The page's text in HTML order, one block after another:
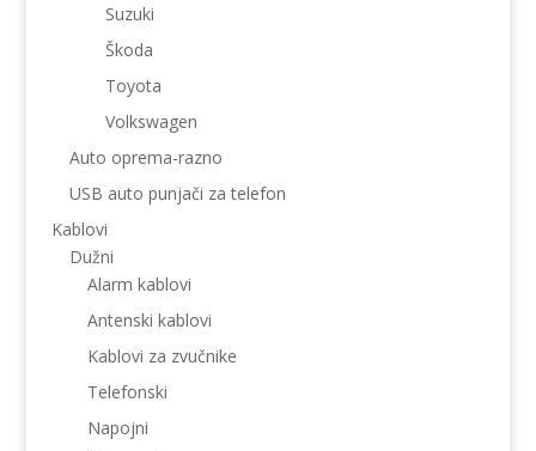
Suzuki
Škoda
Toyota
Volkswagen
Auto oprema-razno
USB auto punjači za telefon
Kablovi
Dužni
Alarm kablovi
Antenski kablovi
Kablovi za zvučnike
Telefonski
Napojni